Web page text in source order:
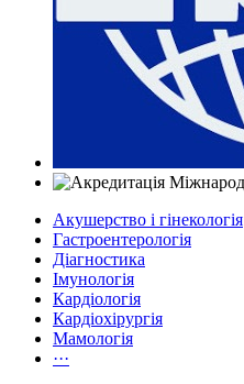
Акушерство і гінекологія
Гастроентерологія
Діагностика
Імунологія
Кардіологія
Кардіохірургія
Мамологія
···